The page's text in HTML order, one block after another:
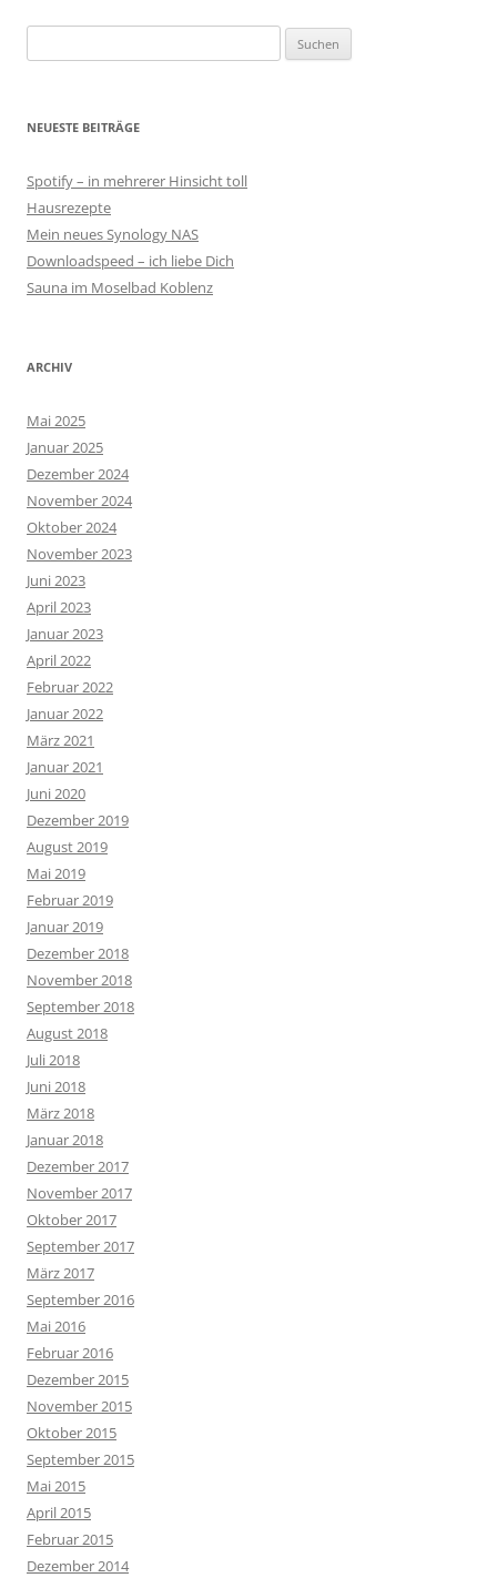
nach:
NEUESTE BEITRÄGE
Spotify – in mehrerer Hinsicht toll
Hausrezepte
Mein neues Synology NAS
Downloadspeed – ich liebe Dich
Sauna im Moselbad Koblenz
ARCHIV
Mai 2025
Januar 2025
Dezember 2024
November 2024
Oktober 2024
November 2023
Juni 2023
April 2023
Januar 2023
April 2022
Februar 2022
Januar 2022
März 2021
Januar 2021
Juni 2020
Dezember 2019
August 2019
Mai 2019
Februar 2019
Januar 2019
Dezember 2018
November 2018
September 2018
August 2018
Juli 2018
Juni 2018
März 2018
Januar 2018
Dezember 2017
November 2017
Oktober 2017
September 2017
März 2017
September 2016
Mai 2016
Februar 2016
Dezember 2015
November 2015
Oktober 2015
September 2015
Mai 2015
April 2015
Februar 2015
Dezember 2014